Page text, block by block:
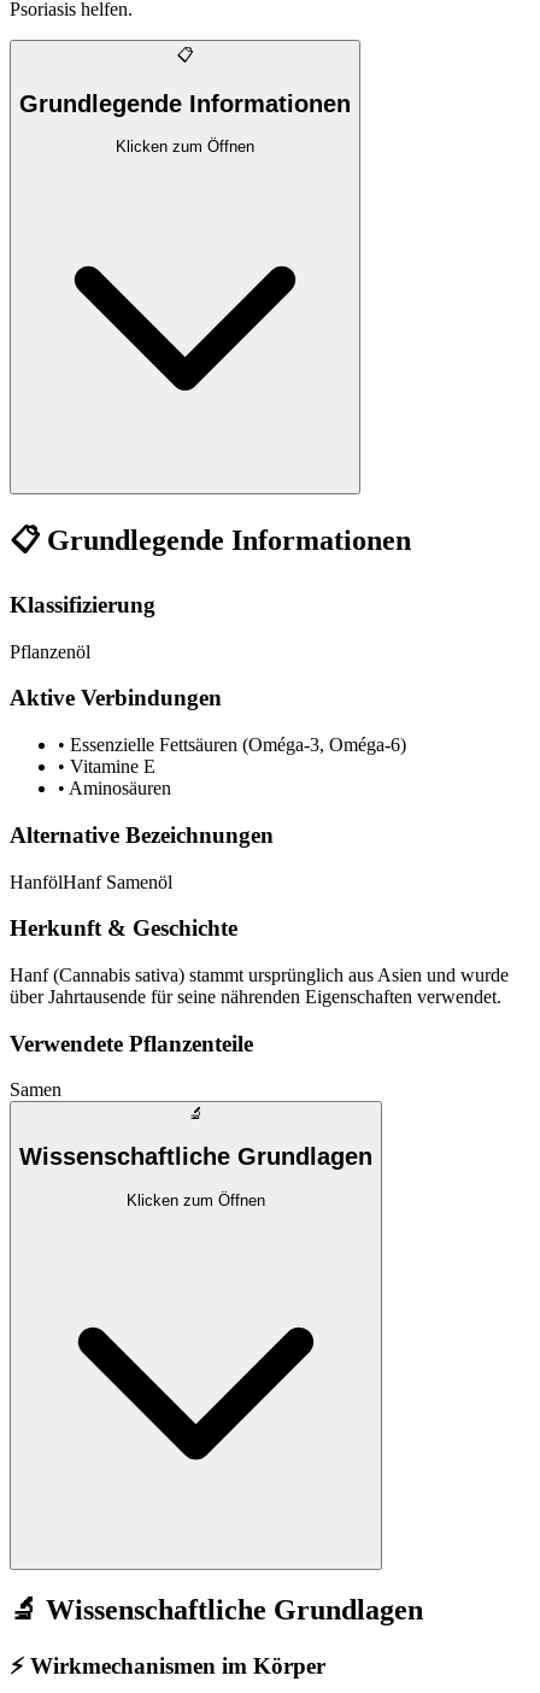
Psoriasis helfen.
📋
Grundlegende Informationen
Klicken zum Öffnen
📋 Grundlegende Informationen
Klassifizierung
Pflanzenöl
Aktive Verbindungen
• Essenzielle Fettsäuren (Oméga-3, Oméga-6)
• Vitamine E
• Aminosäuren
Alternative Bezeichnungen
HanfölHanf Samenöl
Herkunft & Geschichte
Hanf (Cannabis sativa) stammt ursprünglich aus Asien und wurde
über Jahrtausende für seine nährenden Eigenschaften verwendet.
Verwendete Pflanzenteile
Samen
🔬
Wissenschaftliche Grundlagen
Klicken zum Öffnen
🔬 Wissenschaftliche Grundlagen
⚡ Wirkmechanismen im Körper